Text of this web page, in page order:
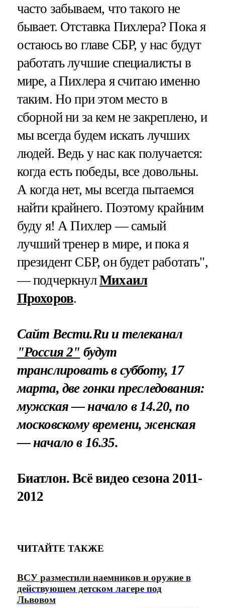
часто забываем, что такого не
бывает. Отставка Пихлера? Пока я
остаюсь во главе СБР, у нас будут
работать лучшие специалисты в
мире, а Пихлера я считаю именно
таким. Но при этом место в
сборной ни за кем не закреплено, и
мы всегда будем искать лучших
людей. Ведь у нас как получается:
когда есть победы, все довольны.
А когда нет, мы всегда пытаемся
найти крайнего. Поэтому крайним
буду я! А Пихлер — самый
лучший тренер в мире, и пока я
президент СБР, он будет работать",
— подчеркнулМихаил
Прохоров.
Сайт Вести.Ru и телеканал
"Россия 2" будут
транслировать в субботу, 17
марта, две гонки преследования:
мужская — начало в 14.20, по
московскому времени, женская
— начало в 16.35.
Биатлон. Всё видео сезона 2011-
2012
ЧИТАЙТЕ ТАКЖЕ
ВСУ разместили наемников и оружие в
действующем детском лагере под
Львовом